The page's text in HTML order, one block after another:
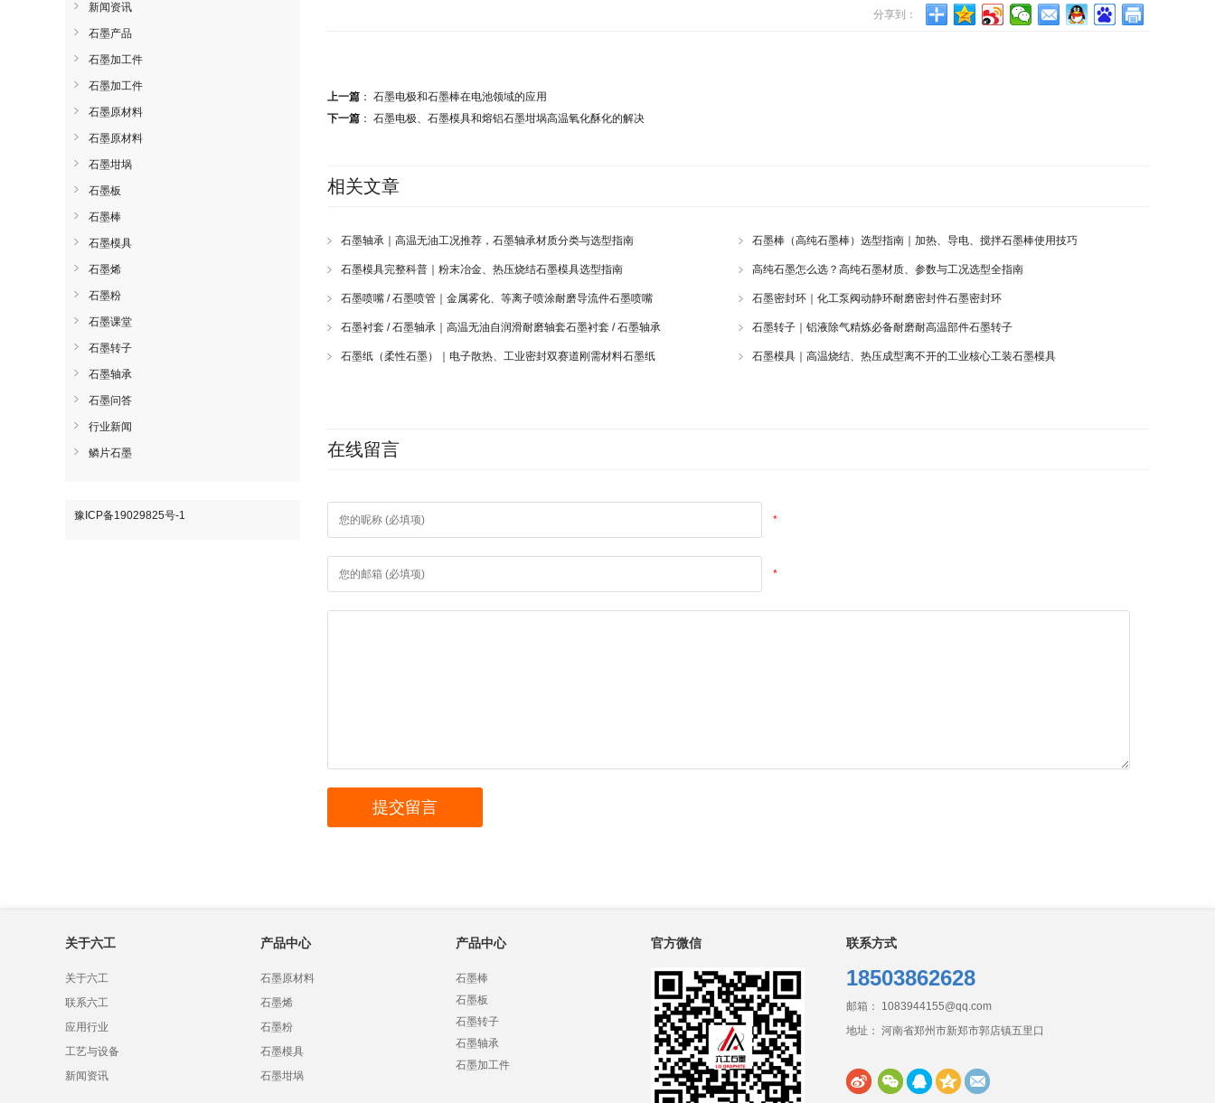
分享到：
上一篇 ： 石墨电极和石墨棒在电池领域的应用
下一篇 ： 石墨电极、石墨模具和熔铝石墨坩埚高温氧化酥化的解决
相关文章
石墨轴承｜高温无油工况推荐，石墨轴承材质分类与选型指南 石墨棒（高纯石墨棒）选型指南｜加热、导电、搅拌石墨棒使用技巧
石墨模具完整科普｜粉末冶金、热压烧结石墨模具选型指南 高纯石墨怎么选？高纯石墨材质、参数与工况选型全指南
石墨喷嘴 / 石墨喷管｜金属雾化、等离子喷涂耐磨导流件石墨喷嘴 石墨密封环｜化工泵阀动静环耐磨密封件石墨密封环
石墨衬套 / 石墨轴承｜高温无油自润滑耐磨轴套石墨衬套 / 石墨轴承 石墨转子｜铝液除气精炼必备耐磨耐高温部件石墨转子
石墨纸（柔性石墨）｜电子散热、工业密封双赛道刚需材料石墨纸 石墨模具｜高温烧结、热压成型离不开的工业核心工装石墨模具
在线留言
*
*
新闻资讯
石墨产品
石墨加工件
石墨加工件
石墨原材料
石墨原材料
石墨坩埚
石墨板
石墨棒
石墨模具
石墨烯
石墨粉
石墨课堂
石墨转子
石墨轴承
石墨问答
行业新闻
鳞片石墨
豫ICP备19029825号-1
关于六工
关于六工
联系六工
应用行业
工艺与设备
新闻资讯
产品中心
石墨原材料
石墨烯
石墨粉
石墨模具
石墨坩埚
产品中心
石墨棒
石墨板
石墨转子
石墨轴承
石墨加工件
官方微信 联系方式
18503862628
邮箱： 1083944155@qq.com
地址： 河南省郑州市新郑市郭店镇五里口